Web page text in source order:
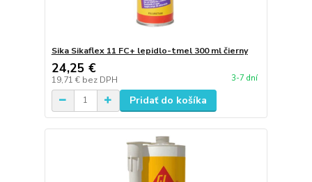
Sika Sikaflex 11 FC+ lepidlo-tmel 300 ml čierny
24,25 €
19,71 € bez DPH 3-7 dní
Pridať do košíka